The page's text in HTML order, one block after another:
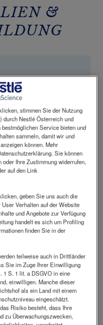
&
stimmen Sie der Nutzung
durch Nestlé Österreich und
Service bieten und
sammeln, damit wir und
können. Mehr
Sie können
Ihre Zustimmung widerrufen,
auf den Link
geben Sie uns auch die
Verhalten auf der Website
und Angebote zur Verfügung
handelt es sich um Profiling
finden Sie in der
teilweise auch in Drittländer
Sie im Zuge Ihrer Einwilligung
1 S. 1 lit. a DSGVO in eine
einwilligen. Manche dieser
als ein Land mit einem
eingeschätzt.
Risiko besteht, dass Ihre
zu Überwachungszwecken,